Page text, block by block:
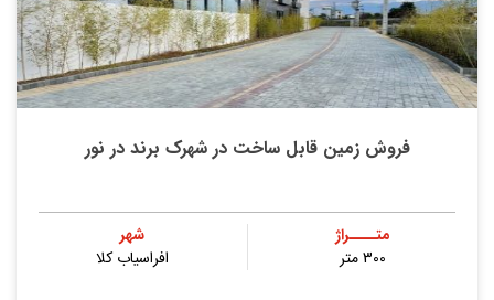
فروش زمین قابل ساخت در شهرک برند در نور
متــــراژ
300 متر
شهر
افراسیاب کلا